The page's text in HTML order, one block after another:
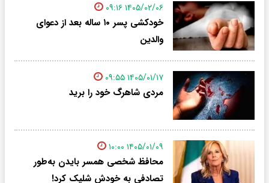
۱۴۰۵/۰۲/۰۶ ۰۹:۱۶
خودکشی پسر ۱۰ ساله بعد از دعوای
والدین
۱۴۰۵/۰۱/۱۷ ۰۹:۵۵
مردی شاهرگ خود را برید
۱۴۰۵/۰۱/۰۹ ۱۰:۰۰
محافظ شخصی همسر بایدن به‌طور
تصادفی به خودش شلیک کرد!